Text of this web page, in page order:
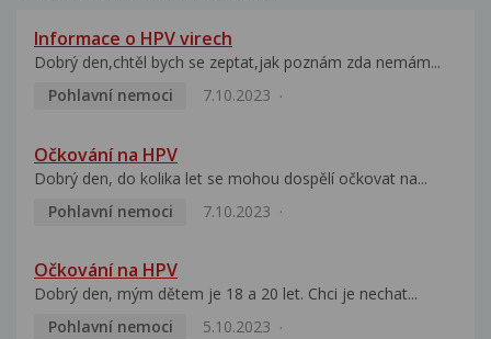
Informace o HPV virech
Dobrý den,chtěl bych se zeptat,jak poznám zda nemám...
Pohlavní nemoci
7.10.2023
Očkování na HPV
Dobrý den, do kolika let se mohou dospělí očkovat na...
Pohlavní nemoci
7.10.2023
Očkování na HPV
Dobrý den, mým dětem je 18 a 20 let. Chci je nechat...
Pohlavní nemoci
5.10.2023